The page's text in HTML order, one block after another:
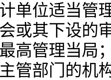
单位适当管
会或其下设
高管理当局
主管部门的机